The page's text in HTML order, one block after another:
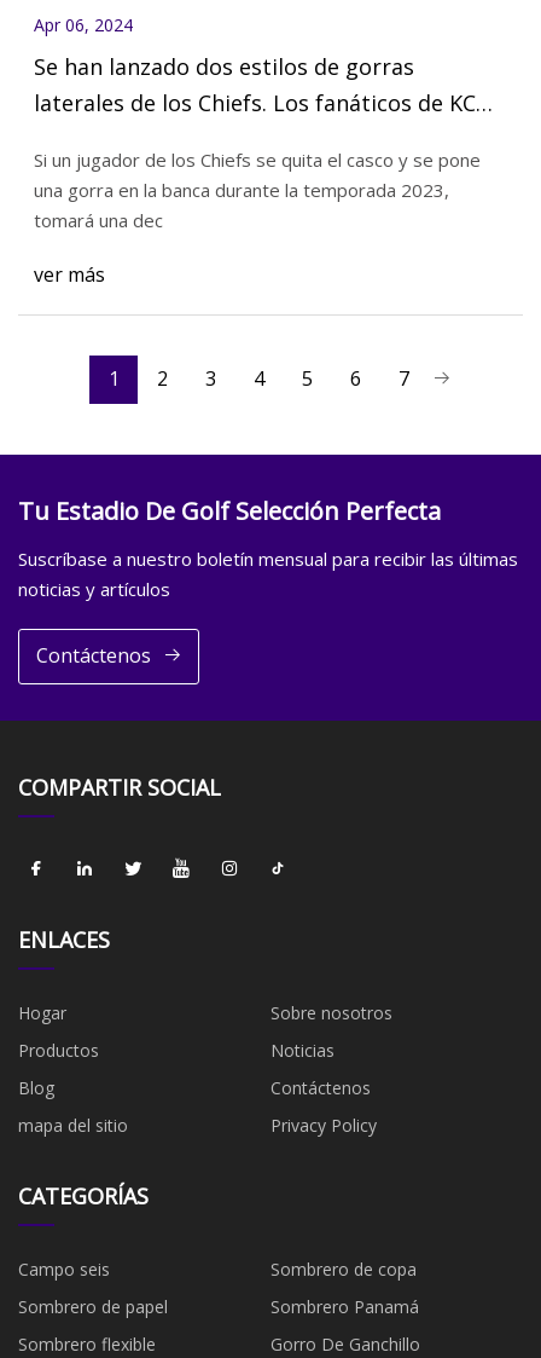
Apr 06, 2024
Se han lanzado dos estilos de gorras
laterales de los Chiefs. Los fanáticos de KC
Si un jugador de los Chiefs se quita el casco y se pone
una gorra en la banca durante la temporada 2023,
tomará una dec
ver más
1 2 3 4 5 6 7
Tu Estadio De Golf Selección Perfecta
Suscríbase a nuestro boletín mensual para recibir las últimas
noticias y artículos
Contáctenos
COMPARTIR SOCIAL
ENLACES
Hogar
Sobre nosotros
Productos
Noticias
Blog
Contáctenos
mapa del sitio
Privacy Policy
CATEGORÍAS
Campo seis
Sombrero de copa
Sombrero de papel
Sombrero Panamá
Sombrero flexible
Gorro De Ganchillo